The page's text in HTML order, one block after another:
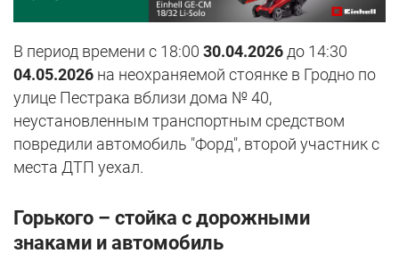
В период времени с 18:00 30.04.2026 до 14:30
04.05.2026 на неохраняемой стоянке в Гродно по
улице Пестрака вблизи дома № 40,
неустановленным транспортным средством
повредили автомобиль "Форд", второй участник с
места ДТП уехал.
Горького – стойка с дорожными
знаками и автомобиль